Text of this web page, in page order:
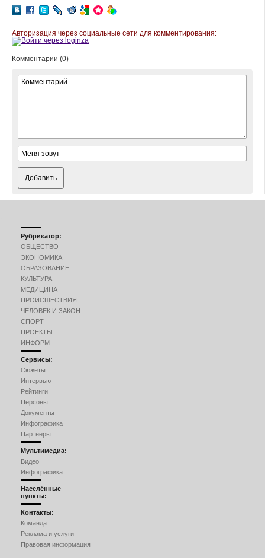
Авторизация через социальные сети для комментирования:
Комментарии (0)
Добавить
Рубрикатор:
ОБЩЕСТВО
ЭКОНОМИКА
ОБРАЗОВАНИЕ
КУЛЬТУРА
МЕДИЦИНА
ПРОИСШЕСТВИЯ
ЧЕЛОВЕК И ЗАКОН
СПОРТ
ПРОЕКТЫ
ИНФОРМ
Сервисы:
Сюжеты
Интервью
Рейтинги
Персоны
Документы
Инфографика
Партнеры
Мультимедиа:
Видео
Инфографика
Населённые
пункты:
Контакты:
Команда
Реклама и услуги
Правовая информация